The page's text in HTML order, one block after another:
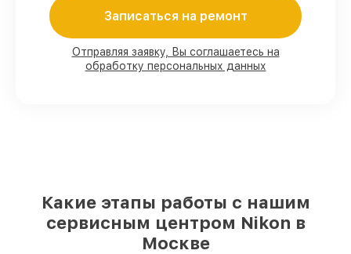
80%
заказов проводим в присутствии
клиента
90%деталей Nikon готовы к установке в
Записаться на ремонт
Отправляя заявку, Вы соглашаетесь на
обработку персональных данных
Какие этапы работы с нашим
сервисным центром Nikon в
Москве